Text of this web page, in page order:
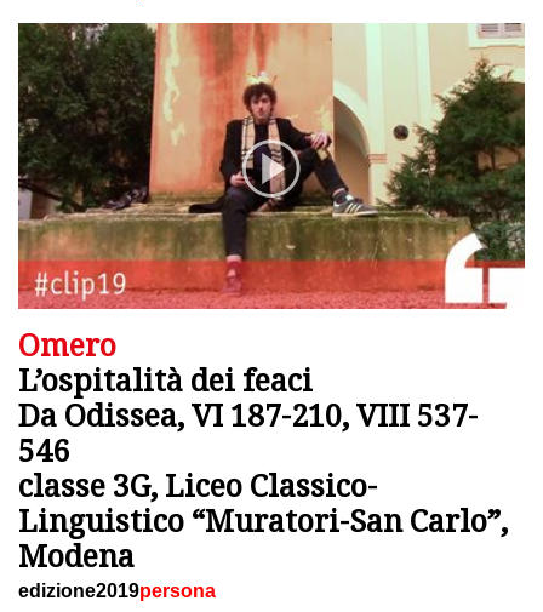
Omero
L’ospitalità dei feaci
Da Odissea, VI 187-210, VIII 537-
546
classe 3G, Liceo Classico-
Linguistico “Muratori-San Carlo”,
Modena
edizione2019persona